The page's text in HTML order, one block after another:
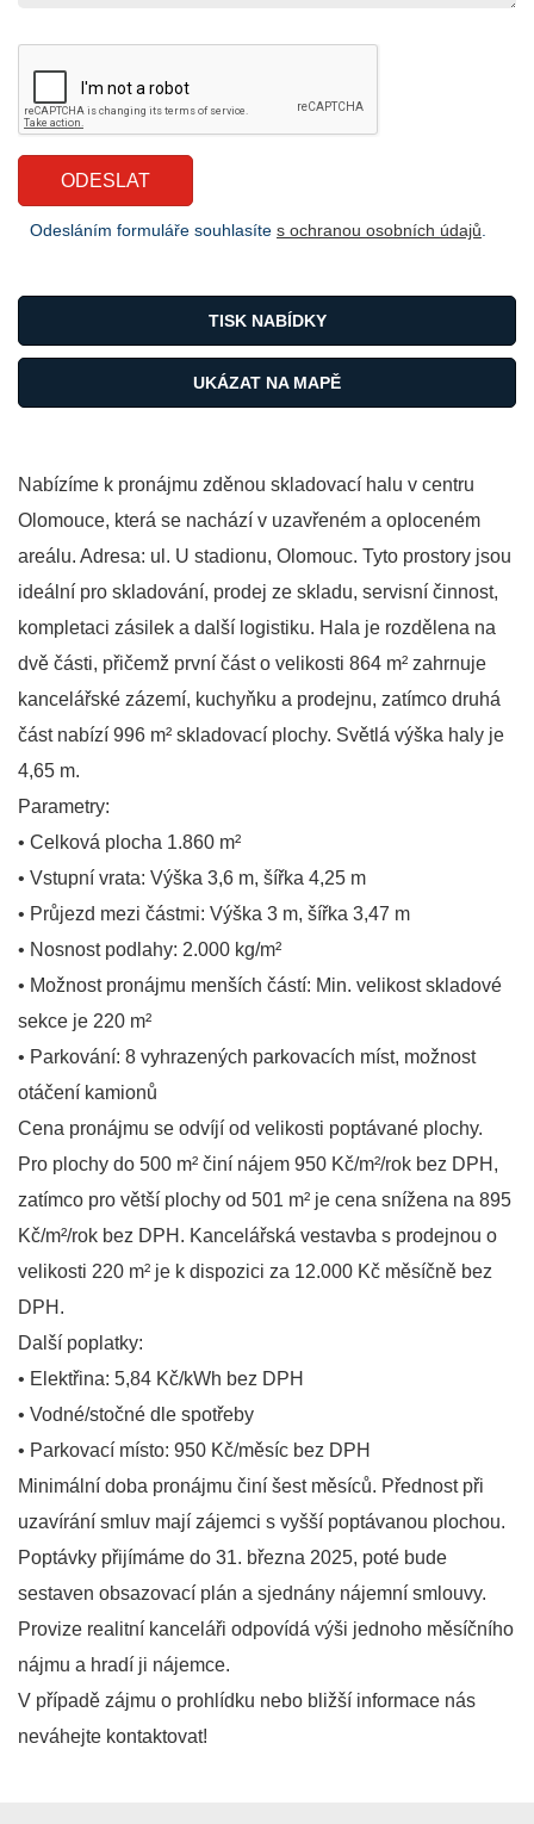
Nabízíme k pronájmu zděnou skladovací halu v centru
Olomouce, která se nachází v uzavřeném a oploceném
areálu. Adresa: ul. U stadionu, Olomouc. Tyto prostory jsou
ideální pro skladování, prodej ze skladu, servisní činnost,
kompletaci zásilek a další logistiku. Hala je rozdělena na
dvě části, přičemž první část o velikosti 864 m² zahrnuje
kancelářské zázemí, kuchyňku a prodejnu, zatímco druhá
část nabízí 996 m² skladovací plochy. Světlá výška haly je
4,65 m.
Parametry:
• Celková plocha 1.860 m²
• Vstupní vrata: Výška 3,6 m, šířka 4,25 m
• Průjezd mezi částmi: Výška 3 m, šířka 3,47 m
• Nosnost podlahy: 2.000 kg/m²
• Možnost pronájmu menších částí: Min. velikost skladové
sekce je 220 m²
• Parkování: 8 vyhrazených parkovacích míst, možnost
otáčení kamionů
Cena pronájmu se odvíjí od velikosti poptávané plochy.
Pro plochy do 500 m² činí nájem 950 Kč/m²/rok bez DPH,
zatímco pro větší plochy od 501 m² je cena snížena na 895
Kč/m²/rok bez DPH. Kancelářská vestavba s prodejnou o
velikosti 220 m² je k dispozici za 12.000 Kč měsíčně bez
DPH.
Další poplatky:
• Elektřina: 5,84 Kč/kWh bez DPH
• Vodné/stočné dle spotřeby
• Parkovací místo: 950 Kč/měsíc bez DPH
Minimální doba pronájmu činí šest měsíců. Přednost při
uzavírání smluv mají zájemci s vyšší poptávanou plochou.
Poptávky přijímáme do 31. března 2025, poté bude
sestaven obsazovací plán a sjednány nájemní smlouvy.
Provize realitní kanceláři odpovídá výši jednoho měsíčního
nájmu a hradí ji nájemce.
V případě zájmu o prohlídku nebo bližší informace nás
neváhejte kontaktovat!
UKÁZAT NA MAPĚ
TISK NABÍDKY
Odesláním formuláře souhlasíte s ochranou osobních údajů